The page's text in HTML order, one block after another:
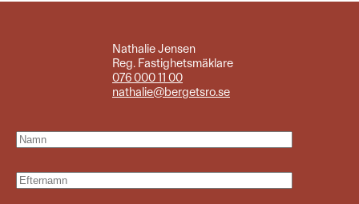
Nathalie Jensen
Reg. Fastighetsmäklare
076 000 11 00
nathalie@bergetsro.se